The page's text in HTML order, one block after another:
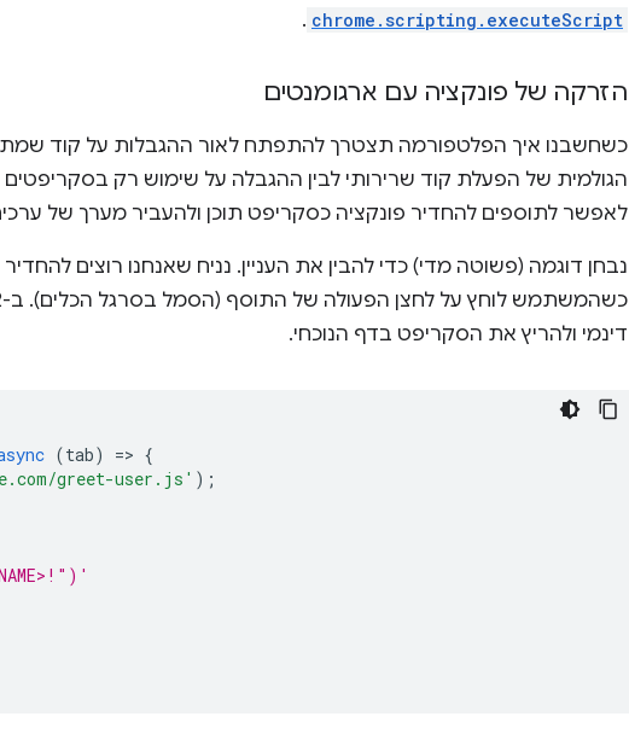
chrome.scripting.executeScript
.
הזרקה של פונקציה עם ארגומנטים
כשחשבנו איך הפלטפורמה תצטרך להתפתח לאור ההגבלות על קוד
הגולמית של הפעלת קוד שרירותי לבין ההגבלה על שימוש רק בסקריפטים
לאפשר לתוספים להחדיר פונקציה כסקריפט תוכן ולהעביר מערך של
נבחן דוגמה (פשוטה מדי) כדי להבין את העניין. נניח שאנחנו רוצים
דינמי ולהריץ את הסקריפט בדף הנוכחי.
(tab) => {
greet-user.js' );